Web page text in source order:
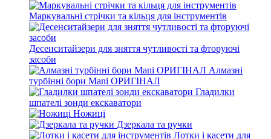
Маркувальні стрічки та кільця для інструментів
Десенситайзери для зняття чутливості та фторуючі
засоби
Алмазні
турбінні бори Mani ОРИГІНАЛ
Гладилки
шпателі зонди екскаватори
Ножиці
Дзеркала та ручки
Лотки і касети для